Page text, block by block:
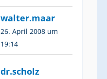
walter.maar
26. April 2008 um
19:14
dr.scholz